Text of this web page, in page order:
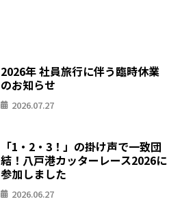
2026年 社員旅行に伴う臨時休業
のお知らせ
2026.07.27
「1・2・3！」の掛け声で一致団
結！八戸港カッターレース2026に
参加しました
2026.06.27